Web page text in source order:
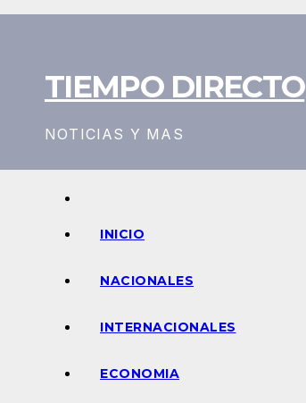
Saltar
TIEMPO DIRECTO
NOTICIAS Y MAS
INICIO
NACIONALES
INTERNACIONALES
ECONOMIA